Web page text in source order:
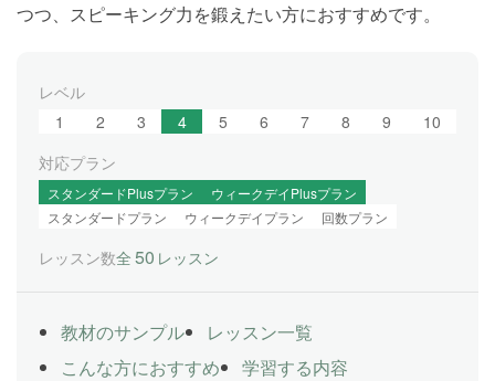
つつ、スピーキング力を鍛えたい方におすすめです。
レベル
1
2 3 4 5 6 7 8 9
10
対応プラン
スタンダードPlusプラン
ウィークデイPlusプラン
スタンダードプラン
ウィークデイプラン 回数プラン
レッスン数全 50 レッスン
教材のサンプル
レッスン一覧
こんな方におすすめ
学習する内容